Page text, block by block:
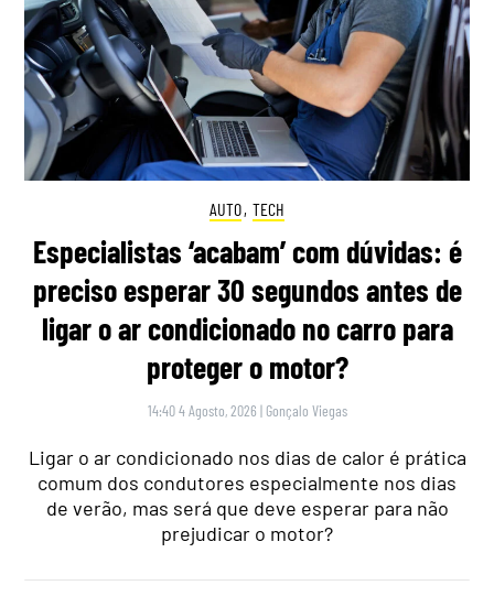
AUTO, TECH
Especialistas ‘acabam’ com dúvidas: é
preciso esperar 30 segundos antes de
ligar o ar condicionado no carro para
proteger o motor?
14:40 4 Agosto, 2026 | Gonçalo Viegas
Ligar o ar condicionado nos dias de calor é prática
comum dos condutores especialmente nos dias
de verão, mas será que deve esperar para não
prejudicar o motor?